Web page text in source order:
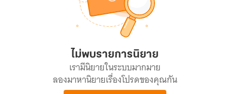
ไม่พบรายการนิยาย
เรามีนิยายในระบบมากมาย
ลองมาหานิยายเรื่องโปรดของคุณกัน